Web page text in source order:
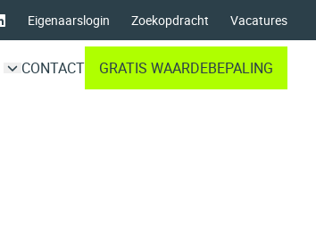
Eigenaarslogin Zoekopdracht Vacatures
CONTACT GRATIS WAARDEBEPALING